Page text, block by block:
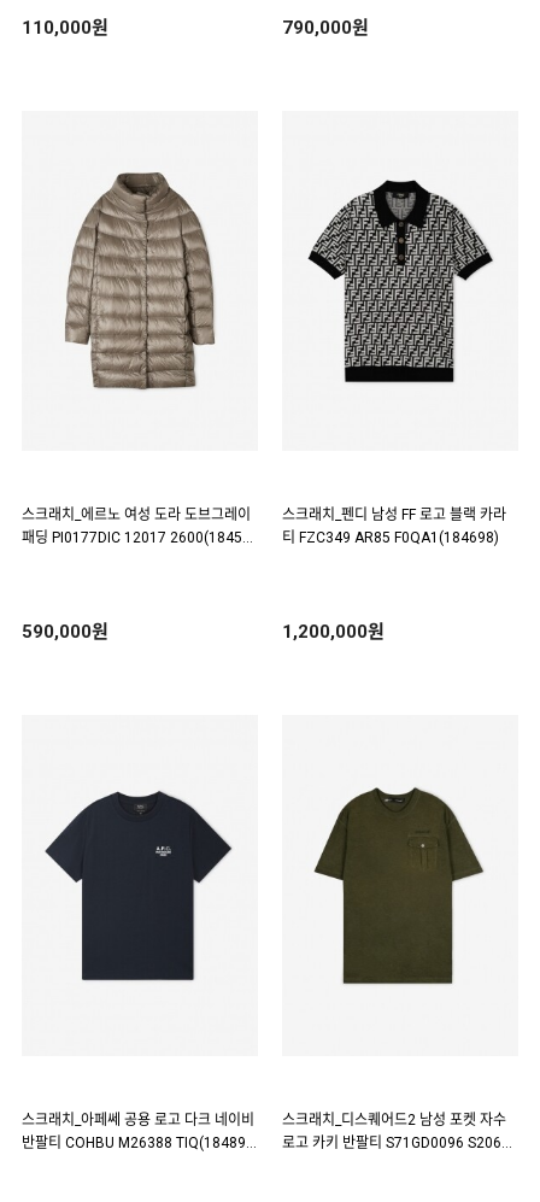
110,000원 790,000원
스크래치_에르노 여성 도라 도브그레이
패딩 PI0177DIC 12017 2600(18453
590,000원
스크래치_펜디 남성 FF 로고 블랙 카라
티 FZC349 AR85 F0QA1(184698)
1,200,000원
스크래치_아페쎄 공용 로고 다크 네이비
반팔티 COHBU M26388 TIQ(18489
스크래치_디스퀘어드2 남성 포켓 자수
로고 카키 반팔티 S71GD0096 S20696